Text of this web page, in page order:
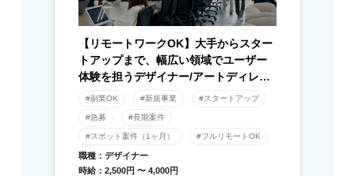
【リモートワークOK】大手からスター
トアップまで、幅広い領域でユーザー
体験を担うデザイナー/アートディレク
ター募集！
#副業OK #新規事業 #スタートアップ
#急募 #長期案件
#スポット案件（1ヶ月） #フルリモートOK
職種：デザイナー
時給：2,500円 〜 4,000円